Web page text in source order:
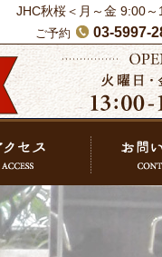
JHC秋桜＜月～金 9:00～
ご予約 03-5997-